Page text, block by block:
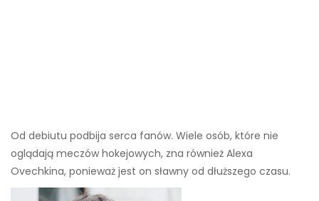
Od debiutu podbija serca fanów. Wiele osób, które nie
oglądają meczów hokejowych, zna również Alexa
Ovechkina, ponieważ jest on sławny od dłuższego czasu.